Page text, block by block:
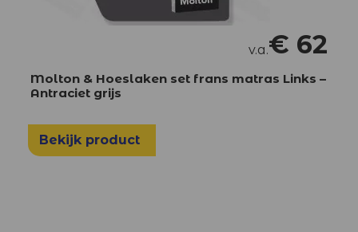
v.a.€ 62
Molton & Hoeslaken set frans matras Links –
Antraciet grijs
Bekijk product